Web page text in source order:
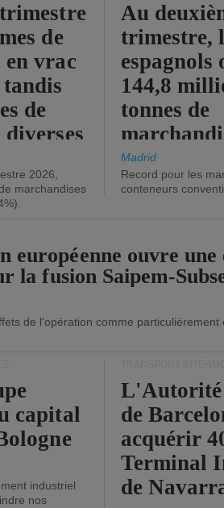
de
en vrac
tandis
de
2026,
marchandises
Au
trimestre,
144,8
tonnes de
(+2,9%).
Madrid
Record pour les
conteneurs
européenne ouvre une
la fusion Saipem-
de l'opération comme
capital
industriel
nos
de
acquérir
Terminal
de